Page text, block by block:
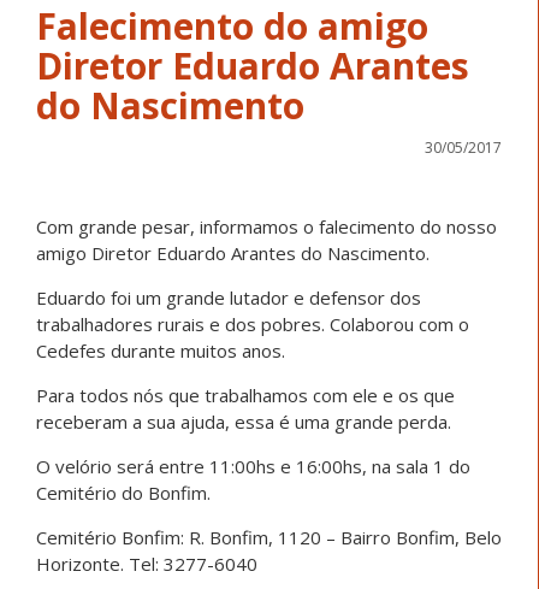
Falecimento do amigo
Diretor Eduardo Arantes
do Nascimento
30/05/2017
Com grande pesar, informamos o falecimento do nosso
amigo Diretor Eduardo Arantes do Nascimento.
Eduardo foi um grande lutador e defensor dos
trabalhadores rurais e dos pobres. Colaborou com o
Cedefes durante muitos anos.
Para todos nós que trabalhamos com ele e os que
receberam a sua ajuda, essa é uma grande perda.
O velório será entre 11:00hs e 16:00hs, na sala 1 do
Cemitério do Bonfim.
Cemitério Bonfim: R. Bonfim, 1120 – Bairro Bonfim, Belo
Horizonte. Tel: 3277-6040